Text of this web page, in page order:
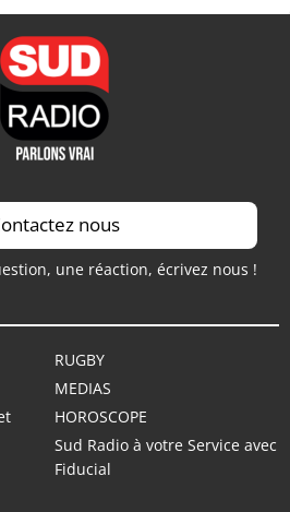
nous
une réaction, écrivez nous !
RUGBY
MEDIAS
HOROSCOPE
Sud Radio à votre Service avec
Fiducial